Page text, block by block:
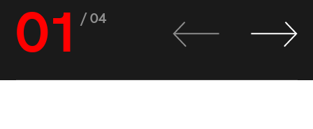
01 / 04